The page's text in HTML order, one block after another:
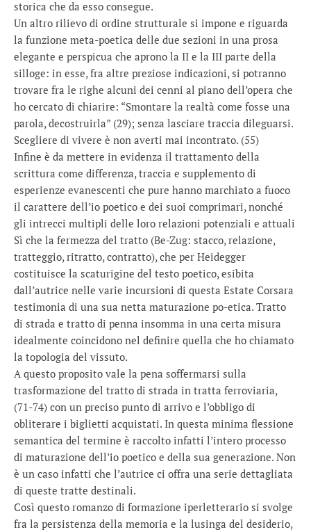
storica che da esso consegue.
Un altro rilievo di ordine strutturale si impone e riguarda
la funzione meta-poetica delle due sezioni in una prosa
elegante e perspicua che aprono la II e la III parte della
silloge: in esse, fra altre preziose indicazioni, si potranno
trovare fra le righe alcuni dei cenni al piano dell’opera che
ho cercato di chiarire: “Smontare la realtà come fosse una
parola, decostruirla” (29); senza lasciare traccia dileguarsi.
Scegliere di vivere è non averti mai incontrato. (55)
Infine è da mettere in evidenza il trattamento della
scrittura come differenza, traccia e supplemento di
esperienze evanescenti che pure hanno marchiato a fuoco
il carattere dell’io poetico e dei suoi comprimari, nonché
gli intrecci multipli delle loro relazioni potenziali e attuali
Sì che la fermezza del tratto (Be-Zug: stacco, relazione,
tratteggio, ritratto, contratto), che per Heidegger
costituisce la scaturigine del testo poetico, esibita
dall’autrice nelle varie incursioni di questa Estate Corsara
testimonia di una sua netta maturazione po-etica. Tratto
di strada e tratto di penna insomma in una certa misura
idealmente coincidono nel definire quella che ho chiamato
la topologia del vissuto.
A questo proposito vale la pena soffermarsi sulla
trasformazione del tratto di strada in tratta ferroviaria,
(71-74) con un preciso punto di arrivo e l’obbligo di
obliterare i biglietti acquistati. In questa minima flessione
semantica del termine è raccolto infatti l’intero processo
di maturazione dell’io poetico e della sua generazione. Non
è un caso infatti che l’autrice ci offra una serie dettagliata
di queste tratte destinali.
Così questo romanzo di formazione iperletterario si svolge
fra la persistenza della memoria e la lusinga del desiderio,